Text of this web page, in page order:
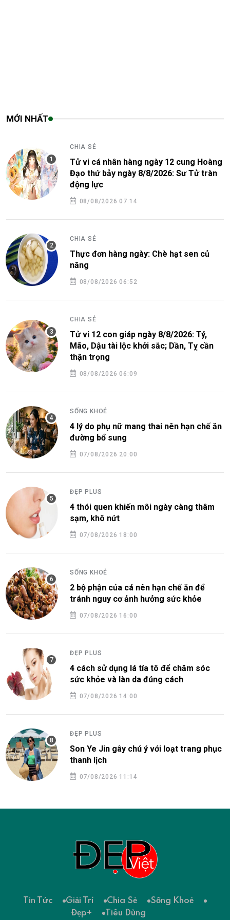
MỚI NHẤT
CHIA SẺ
Tử vi cá nhân hàng ngày 12 cung Hoàng
Đạo thứ bảy ngày 8/8/2026: Sư Tử tràn
động lực
08/08/2026 07:14
CHIA SẺ
Thực đơn hàng ngày: Chè hạt sen củ
năng
08/08/2026 06:52
CHIA SẺ
Tử vi 12 con giáp ngày 8/8/2026: Tý,
Mão, Dậu tài lộc khởi sắc; Dần, Tỵ cần
thận trọng
08/08/2026 06:09
SỐNG KHOẺ
4 lý do phụ nữ mang thai nên hạn chế ăn
đường bổ sung
07/08/2026 20:00
ĐẸP PLUS
4 thói quen khiến môi ngày càng thâm
sạm, khô nứt
07/08/2026 18:00
SỐNG KHOẺ
2 bộ phận của cá nên hạn chế ăn để
tránh nguy cơ ảnh hưởng sức khỏe
07/08/2026 16:00
ĐẸP PLUS
4 cách sử dụng lá tía tô để chăm sóc
sức khỏe và làn da đúng cách
07/08/2026 14:00
ĐẸP PLUS
Son Ye Jin gây chú ý với loạt trang phục
thanh lịch
07/08/2026 11:14
Tin Tức Giải Trí Chia Sẻ
Sống Khoẻ
Đẹp+
Tiêu Dùng